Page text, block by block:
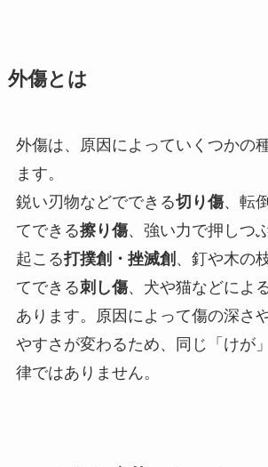
外傷とは
外傷は、原因によっていくつかの
ます。
鋭い刃物などでできる切り傷、転
てできる擦り傷、強い力で押しつ
起こる打撲創・挫滅創 、釘や木の
てできる刺し傷、犬や猫などによ
あります。原因によって傷の深さ
やすさが変わるため、同じ「けが
律ではありません。